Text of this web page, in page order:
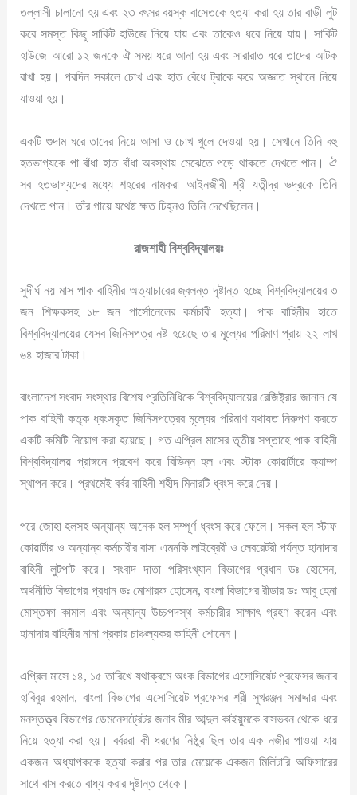
তল্লাসী চালানো হয় এবং ২৩ বৎসর বয়স্ক বাসেতকে হত্যা করা হয় তার বাড়ী লুট
করে সমস্ত কিছু সার্কিট হাউজে নিয়ে যায় এবং তাকেও ধরে নিয়ে যায়। সার্কিট
হাউজে আরো ১২ জনকে ঐ সময় ধরে আনা হয় এবং সারারাত ধরে তাদের আটক
রাখা হয়। পরদিন সকালে চোখ এবং হাত বেঁধে ট্রাকে করে অজ্ঞাত স্থানে নিয়ে
যাওয়া হয়।
একটি গুদাম ঘরে তাদের নিয়ে আসা ও চোখ খুলে দেওয়া হয়। সেখানে তিনি বহু
হতভাগ্যকে পা বাঁধা হাত বাঁধা অবস্থায় মেঝেতে পড়ে থাকতে দেখতে পান। ঐ
সব হতভাগ্যদের মধ্যে শহরের নামকরা আইনজীবী শ্রী যতীন্দ্র ভদ্রকে তিনি
দেখতে পান। তাঁর গায়ে যথেষ্ট ক্ষত চিহ্নও তিনি দেখেছিলেন।
রাজশাহী বিশ্ববিদ্যালয়ঃ
সুদীর্ঘ নয় মাস পাক বাহিনীর অত্যাচারের জ্বলন্ত দৃষ্টান্ত হচ্ছে বিশ্ববিদ্যালয়ের ৩
জন শিক্ষকসহ ১৮ জন পার্সোনেলের কর্মচারী হত্যা। পাক বাহিনীর হাতে
বিশ্ববিদ্যালয়ের যেসব জিনিসপত্র নষ্ট হয়েছে তার মূল্যের পরিমাণ প্রায় ২২ লাখ
৬৪ হাজার টাকা।
বাংলাদেশ সংবাদ সংস্থার বিশেষ প্রতিনিধিকে বিশ্ববিদ্যালয়ের রেজিষ্ট্রার জানান যে
পাক বাহিনী কতৃক ধ্বংসকৃত জিনিসপত্রের মূল্যের পরিমাণ যথাযত নিরুপণ করতে
একটি কমিটি নিয়োগ করা হয়েছে। গত এপ্রিল মাসের তৃতীয় সপ্তাহে পাক বাহিনী
বিশ্ববিদ্যালয় প্রাঙ্গনে প্রবেশ করে বিভিন্ন হল এবং স্টাফ কোয়ার্টারে ক্যাম্প
স্থাপন করে। প্রথমেই বর্বর বাহিনী শহীদ মিনারটি ধ্বংস করে দেয়।
পরে জোহা হলসহ অন্যান্য অনেক হল সম্পূর্ণ ধ্বংস করে ফেলে। সকল হল স্টাফ
কোয়ার্টার ও অন্যান্য কর্মচারীর বাসা এমনকি লাইব্রেরী ও লেবরেটরী পর্যন্ত হানাদার
বাহিনী লুটপাট করে। সংবাদ দাতা পরিসংখ্যান বিভাগের প্রধান ডঃ হোসেন,
অর্থনীতি বিভাগের প্রধান ডঃ মোশারফ হোসেন, বাংলা বিভাগের রীডার ডঃ আবু হেনা
মোস্তফা কামাল এবং অন্যান্য উচ্চপদস্থ কর্মচারীর সাক্ষাৎ গ্রহণ করেন এবং
হানাদার বাহিনীর নানা প্রকার চাঞ্চল্যকর কাহিনী শোনেন।
এপ্রিল মাসে ১৪, ১৫ তারিখে যথাক্রমে অংক বিভাগের এসোসিয়েট প্রফেসর জনাব
হাবিবুর রহমান, বাংলা বিভাগের এসোসিয়েট প্রফেসর শ্রী সুখরঞ্জন সমাদ্দার এবং
মনস্তত্ত্ব বিভাগের ডেমনেসট্রেটর জনাব মীর আব্দুল কাইয়ুমকে বাসভবন থেকে ধরে
নিয়ে হত্যা করা হয়। বর্বররা কী ধরণের নিষ্ঠুর ছিল তার এক নজীর পাওয়া যায়
একজন অধ্যাপককে হত্যা করার পর তার মেয়েকে একজন মিলিটারি অফিসারের
সাথে বাস করতে বাধ্য করার দৃষ্টান্ত থেকে।